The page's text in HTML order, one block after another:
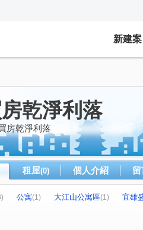
新建案
乾淨利落
房乾淨利落
租屋(0) 個人介紹
公寓(1) 大江山公寓區(1)
宜雄